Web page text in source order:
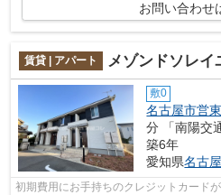
お問い合わせ
賃貸 | アパート メゾンドソレイ
敷0
名古屋市営
分 「南陽交
築6年
愛知県名古
初期費用にお手持ちのクレジットカード